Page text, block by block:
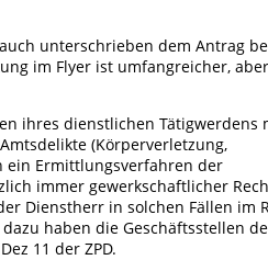
unterschrieben dem Antrag
im Flyer ist umfangreicher,
ihres dienstlichen Tätigwerdens
(Körperverletzung,
ein Ermittlungsverfahren der
immer gewerkschaftlicher
Dienstherr in solchen Fällen im
haben die Geschäftsstellen
11 der ZPD.